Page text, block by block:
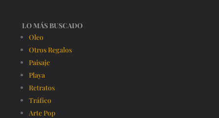
LO MÁS BUSCADO
Oleo
Otros Regalos
Paisaje
Playa
Retratos
Tráfico
Arte Pop